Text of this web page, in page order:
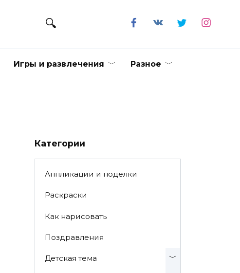
Игры и развлечения Разное
Категории
Аппликации и поделки
Раскраски
Как нарисовать
Поздравления
Детская тема